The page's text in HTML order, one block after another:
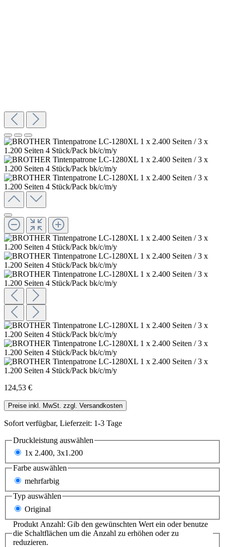
124,53 €
Preise inkl. MwSt. zzgl. Versandkosten
Sofort verfügbar, Lieferzeit: 1-3 Tage
Druckleistung auswählen
1x 2.400, 3x1.200
Farbe auswählen
mehrfarbig
Typ auswählen
Original
Produkt Anzahl: Gib den gewünschten Wert ein oder benutze
die Schaltflächen um die Anzahl zu erhöhen oder zu
reduzieren.